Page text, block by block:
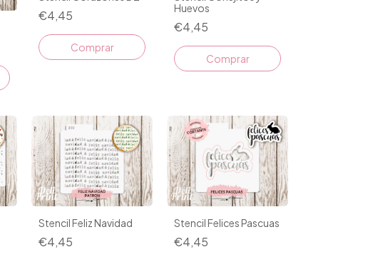
€4,45
Huevos
€4,45
Stencil Feliz Navidad
€4,45
Stencil Felices Pascuas
€4,45